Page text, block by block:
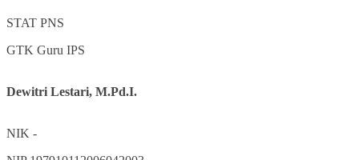
STAT PNS
GTK Guru IPS
Dewitri Lestari, M.Pd.I.
NIK -